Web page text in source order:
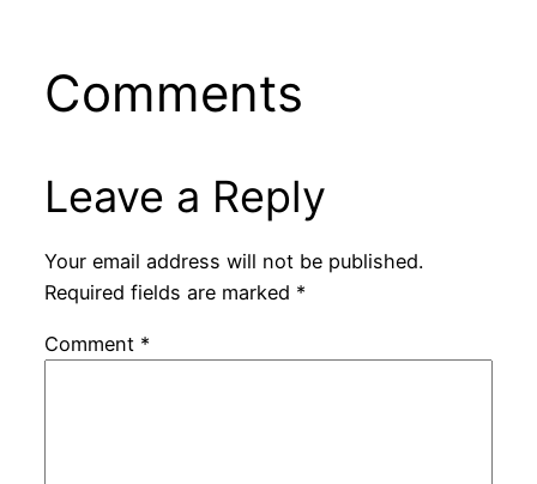
Comments
Leave a Reply
Your email address will not be published.
Required fields are marked *
Comment *